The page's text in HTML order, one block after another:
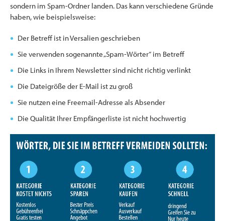
sondern im Spam-Ordner landen. Das kann verschiedene Gründe
haben, wie beispielsweise:
Der Betreff ist in Versalien geschrieben
Sie verwenden sogenannte „Spam-Wörter“ im Betreff
Die Links in Ihrem Newsletter sind nicht richtig verlinkt
Die Dateigröße der E-Mail ist zu groß
Sie nutzen eine Freemail-Adresse als Absender
Die Qualität Ihrer Empfängerliste ist nicht hochwertig